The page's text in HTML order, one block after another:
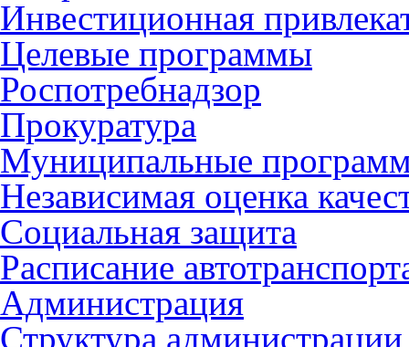
Инвестиционная
Целевые программы
Роспотребнадзор
Прокуратура
Муниципальные
Независимая оценка
Социальная защита
Расписание
Администрация
Структура администрации